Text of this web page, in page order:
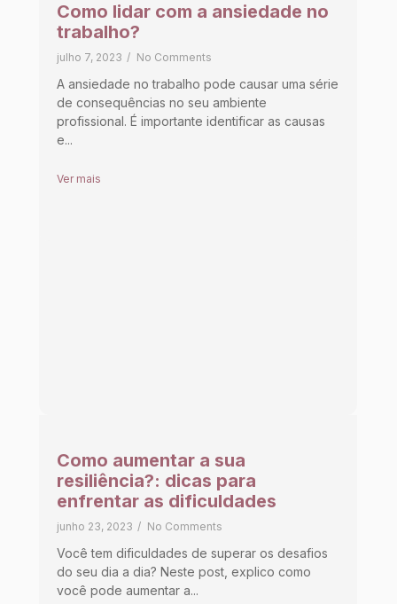
Como lidar com a ansiedade no
trabalho?
julho 7, 2023 / No Comments
A ansiedade no trabalho pode causar uma série
de consequências no seu ambiente
profissional. É importante identificar as causas
e...
Ver mais
Como aumentar a sua
resiliência?: dicas para
enfrentar as dificuldades
junho 23, 2023 / No Comments
Você tem dificuldades de superar os desafios
do seu dia a dia? Neste post, explico como
você pode aumentar a...